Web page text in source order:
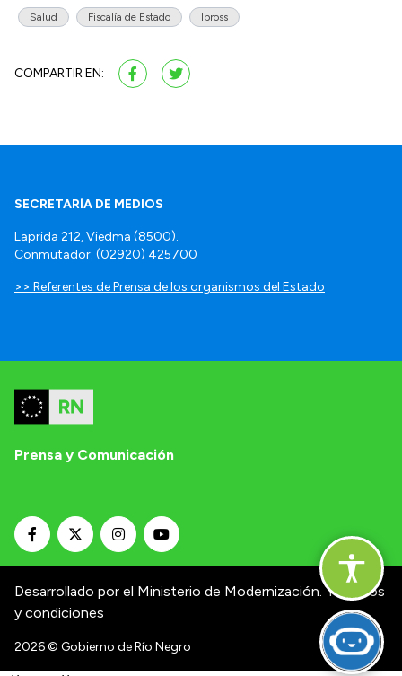
Salud Fiscalía de Estado Ipross
COMPARTIR EN:
SECRETARÍA DE MEDIOS
Laprida 212, Viedma (8500).
Conmutador: (02920) 425700
>> Referentes de Prensa de los organismos del Estado
Prensa y Comunicación
Desarrollado por el Ministerio de Modernización. Términos
y condiciones
2026© Gobierno de Río Negro